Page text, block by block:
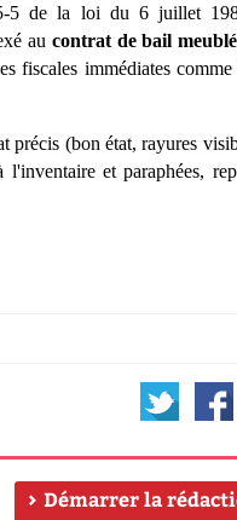
5 de la loi du 6 juillet
au contrat de bail meublé
fiscales immédiates
précis (bon état, rayures
l'inventaire et paraphées,
Démarrer la